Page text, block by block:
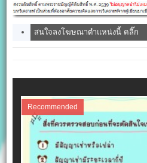
สนใจลงโฆษณาตำแหน่งนี้ คลิ๊ก
Recommended